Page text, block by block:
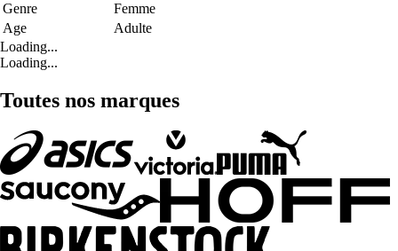
Genre
Femme
Age
Adulte
Loading...
Loading...
Toutes nos marques